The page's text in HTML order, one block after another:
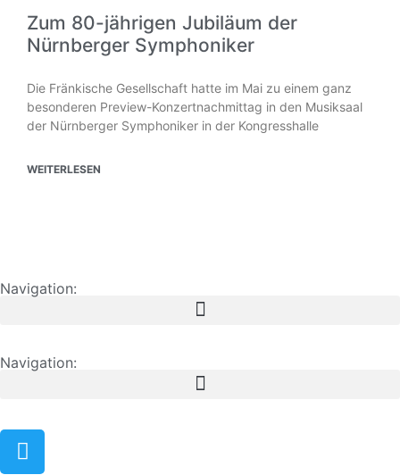
Zum 80-jährigen Jubiläum der
Nürnberger Symphoniker
Die Fränkische Gesellschaft hatte im Mai zu einem ganz
besonderen Preview-Konzertnachmittag in den Musiksaal
der Nürnberger Symphoniker in der Kongresshalle
WEITERLESEN
Navigation:
Navigation: